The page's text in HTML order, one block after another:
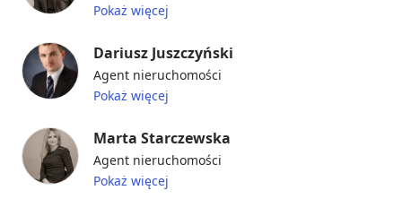
Pokaż więcej
Dariusz Juszczyński
Agent nieruchomości
Pokaż więcej
Marta Starczewska
Agent nieruchomości
Pokaż więcej